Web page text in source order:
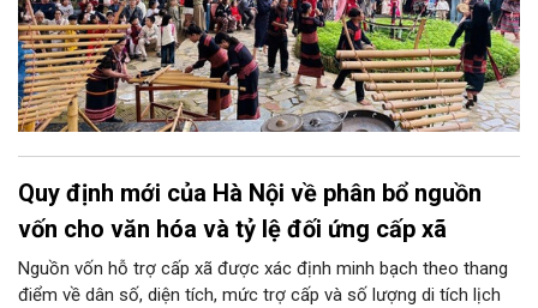
Quy định mới của Hà Nội về phân bổ nguồn
vốn cho văn hóa và tỷ lệ đối ứng cấp xã
Nguồn vốn hỗ trợ cấp xã được xác định minh bạch theo thang
điểm về dân số, diện tích, mức trợ cấp và số lượng di tích lịch